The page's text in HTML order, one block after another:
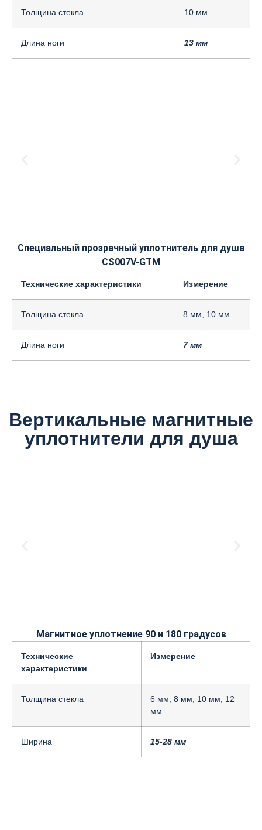
Толщина стекла 10 мм
Длина ноги 13 мм
Специальный прозрачный уплотнитель для душа
CS007V-GTM
Технические характеристики Измерение
Толщина стекла 8 мм, 10 мм
Длина ноги 7 мм
Вертикальные магнитные
уплотнители для душа
Магнитное уплотнение 90 и 180 градусов
Технические
характеристики
Измерение
Толщина стекла
6 мм, 8 мм, 10 мм, 12
мм
Ширина 15-28 мм